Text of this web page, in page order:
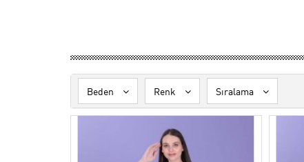
Beden Renk Sıralama